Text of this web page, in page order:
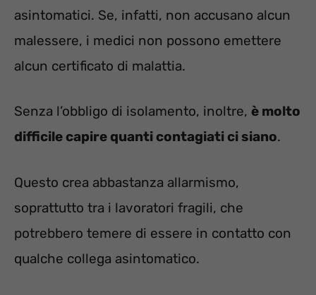
asintomatici. Se, infatti, non accusano alcun
malessere, i medici non possono emettere
alcun certificato di malattia.
Senza l’obbligo di isolamento, inoltre, è molto
difficile capire quanti contagiati ci siano.
Questo crea abbastanza allarmismo,
soprattutto tra i lavoratori fragili, che
potrebbero temere di essere in contatto con
qualche collega asintomatico.